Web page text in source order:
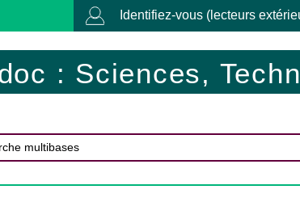
Identifiez-vous (lecteurs
: Sciences,